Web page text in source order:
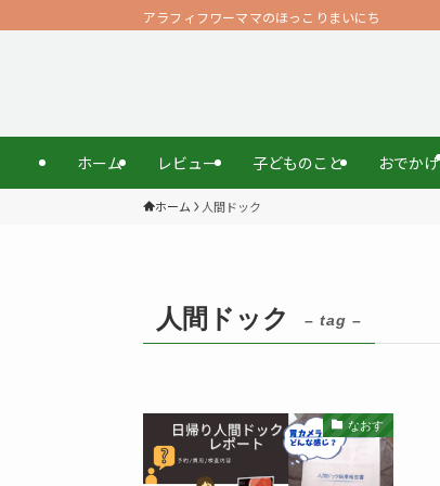
アラフィフワーママのほっこりまいにち
ホーム レビュー 子どものこと おでかけ
ホーム 人間ドック
人間ドック – tag –
なおす